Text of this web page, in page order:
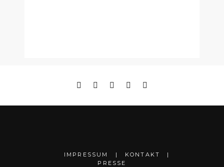
IMPRESSUM
KONTAKT
PRESSE